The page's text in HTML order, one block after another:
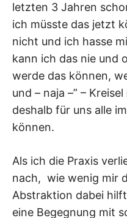
letzten 3 Jahren
ich müsste das jetzt
nicht und ich hasse
kann ich das nie und
werde das können,
und – naja –” –
deshalb für uns alle
können.
Als ich die Praxis
nach, wie wenig mir
Abstraktion dabei
eine Begegnung mit